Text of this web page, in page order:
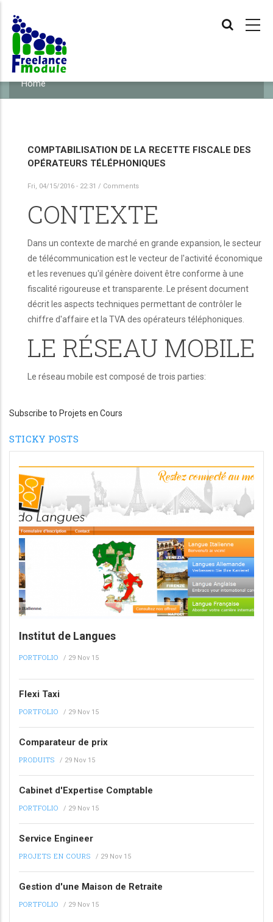
main
content
BREADCRUMB
Home
COMPTABILISATION DE LA RECETTE FISCALE DES
OPÉRATEURS TÉLÉPHONIQUES
Fri, 04/15/2016 - 22:31 / Comments
CONTEXTE
Dans un contexte de marché en grande expansion, le secteur
de télécommunication est le vecteur de l'activité économique
et les revenues qu'il génère doivent être conforme à une
fiscalité rigoureuse et transparente. Le présent document
décrit les aspects techniques permettant de contrôler le
chiffre d'affaire et la TVA des opérateurs téléphoniques.
LE RÉSEAU MOBILE
Le réseau mobile est composé de trois parties:
Subscribe to Projets en Cours
STICKY POSTS
Institut de Langues
PORTFOLIO / 29 Nov 15
Flexi Taxi
PORTFOLIO / 29 Nov 15
Comparateur de prix
PRODUITS / 29 Nov 15
Cabinet d'Expertise Comptable
PORTFOLIO / 29 Nov 15
Service Engineer
PROJETS EN COURS / 29 Nov 15
Gestion d'une Maison de Retraite
PORTFOLIO / 29 Nov 15